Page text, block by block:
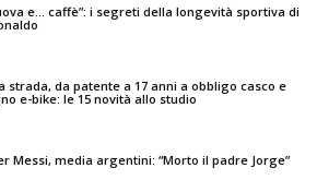
e… caffè”: i segreti della longevità sportiva di
strada, da patente a 17 anni a obbligo casco e
e-bike: le 15 novità allo studio
Messi, media argentini: “Morto il padre Jorge”